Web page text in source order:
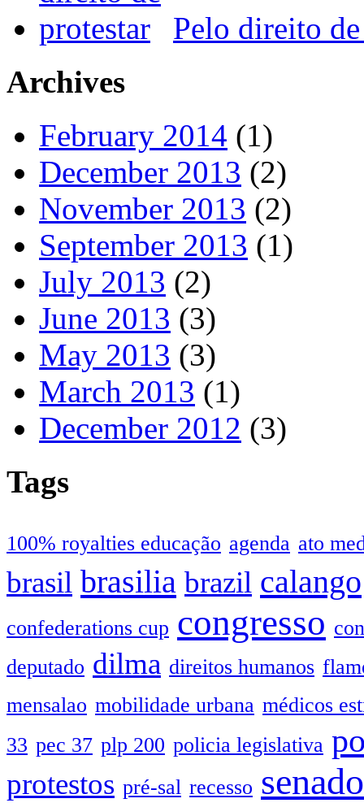
Pelo direito
Archives
February 2014 (1)
December 2013 (2)
November 2013 (2)
September 2013 (1)
July 2013 (2)
June 2013 (3)
May 2013 (3)
March 2013 (1)
December 2012 (3)
Tags
100% royalties educação agenda ato
brasil brasilia brazil calango
confederations cup congresso
deputado dilma direitos humanos
mensalao mobilidade urbana médicos
33 pec 37 plp 200 policia legislativa
protestos pré-sal recesso senado